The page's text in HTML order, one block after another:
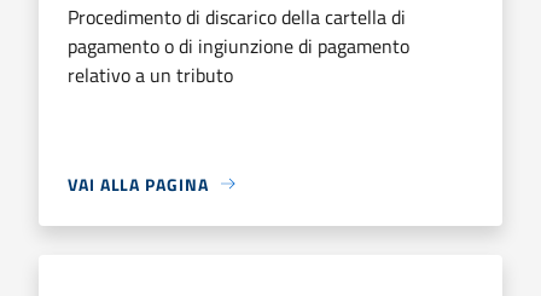
Procedimento di discarico della cartella di
pagamento o di ingiunzione di pagamento
relativo a un tributo
VAI ALLA PAGINA